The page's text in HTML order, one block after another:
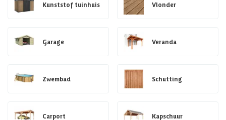
Kunststof tuinhuis Vlonder
Garage Veranda
Zwembad Schutting
Carport Kapschuur